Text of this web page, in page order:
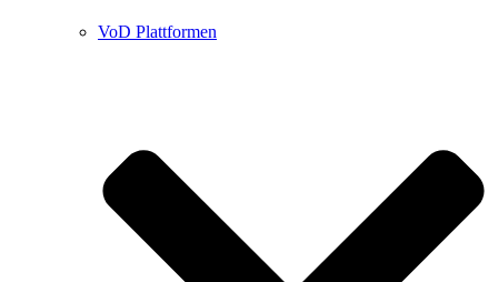
VoD Plattformen